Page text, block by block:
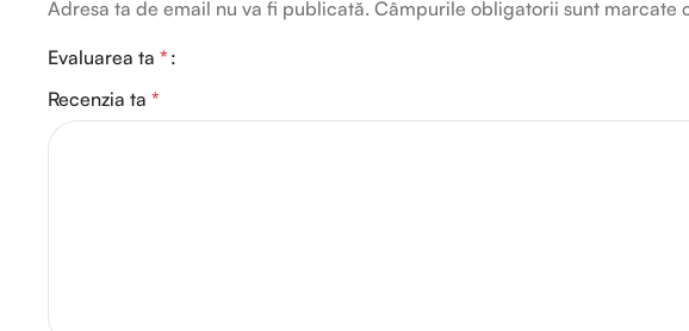
Adresa ta de email nu va fi publicată. Câmpurile obligatorii sunt marcate
Evaluarea ta *
Recenzia ta *